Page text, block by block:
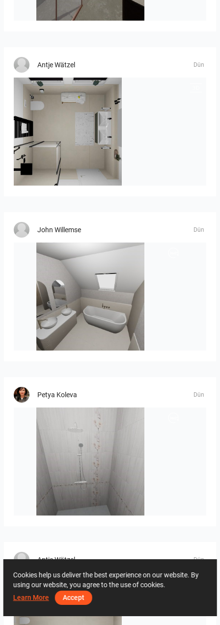
Jorik_en_Laure_10723-01
Antje Wätzel Dün
Seidel Kinder
John Willemse Dün
Hoekstra_-_John_badkamer-01
Petya Koleva Dün
Daniela_Onova_pastel_7-01
Antje Wätzel Dün
Cookies help us deliver the best experience on our website. By
using our website, you agree to the use of cookies.
Learn More
Accept